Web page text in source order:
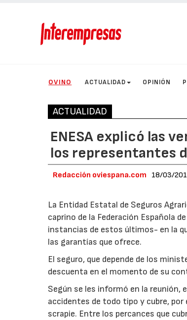
OVINO ACTUALIDAD OPINIÓN
ACTUALIDAD
ENESA explicó las
los representantes
Redacción oviespana.com 18/03/
La Entidad Estatal de Seguros
caprino de la Federación Española
instancias de estos últimos- en la
las garantías que ofrece.
El seguro, que depende de los
descuenta en el momento de su
Según se les informó en la
accidentes de todo tipo y cubre,
scrapie. Entre los percances que